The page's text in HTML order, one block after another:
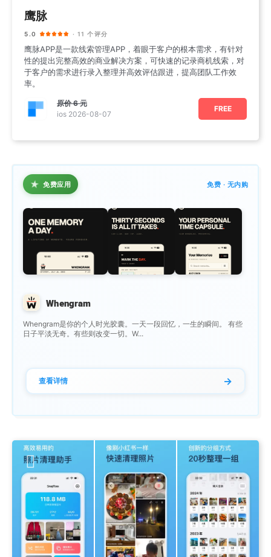
鹰脉
5.0 · 11 个评分
鹰脉APP是一款线索管理APP，着眼于客户的根本需求，有针对
性的提出完整高效的商业解决方案，可快速的记录商机线索，对
于客户的需求进行录入整理并高效评估跟进，提高团队工作效
率。
原价6 元
ios 2026-08-07
FREE
★ 免费应用 免费 · 无内购
Whengram
Whengram是你的个人时光胶囊。一天一段回忆，一生的瞬间。 有些
日子平淡无奇。有些则改变一切。W...
查看详情 →